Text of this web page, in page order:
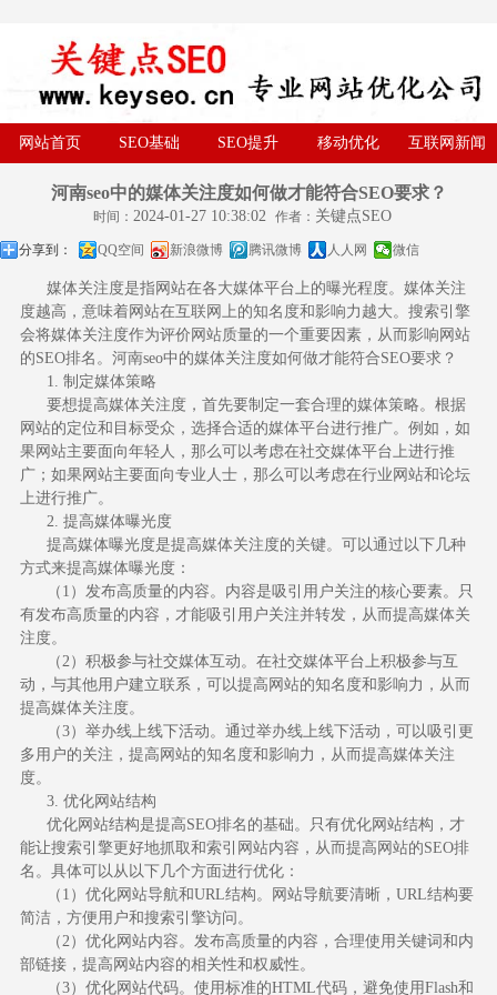
网站首页 SEO基础 SEO提升 移动优化 互联网新闻
河南seo中的媒体关注度如何做才能符合SEO要求？
时间： 2024-01-27 10:38:02 作者： 关键点SEO
分享到： QQ空间 新浪微博 腾讯微博 人人网 微信
媒体关注度是指网站在各大媒体平台上的曝光程度。媒体关注
度越高，意味着网站在互联网上的知名度和影响力越大。搜索引擎
会将媒体关注度作为评价网站质量的一个重要因素，从而影响网站
的SEO排名。河南seo中的媒体关注度如何做才能符合SEO要求？
1. 制定媒体策略
要想提高媒体关注度，首先要制定一套合理的媒体策略。根据
网站的定位和目标受众，选择合适的媒体平台进行推广。例如，如
果网站主要面向年轻人，那么可以考虑在社交媒体平台上进行推
广；如果网站主要面向专业人士，那么可以考虑在行业网站和论坛
上进行推广。
2. 提高媒体曝光度
提高媒体曝光度是提高媒体关注度的关键。可以通过以下几种
方式来提高媒体曝光度：
（1）发布高质量的内容。内容是吸引用户关注的核心要素。只
有发布高质量的内容，才能吸引用户关注并转发，从而提高媒体关
注度。
（2）积极参与社交媒体互动。在社交媒体平台上积极参与互
动，与其他用户建立联系，可以提高网站的知名度和影响力，从而
提高媒体关注度。
（3）举办线上线下活动。通过举办线上线下活动，可以吸引更
多用户的关注，提高网站的知名度和影响力，从而提高媒体关注
度。
3. 优化网站结构
优化网站结构是提高SEO排名的基础。只有优化网站结构，才
能让搜索引擎更好地抓取和索引网站内容，从而提高网站的SEO排
名。具体可以从以下几个方面进行优化：
（1）优化网站导航和URL结构。网站导航要清晰，URL结构要
简洁，方便用户和搜索引擎访问。
（2）优化网站内容。发布高质量的内容，合理使用关键词和内
部链接，提高网站内容的相关性和权威性。
（3）优化网站代码。使用标准的HTML代码，避免使用Flash和